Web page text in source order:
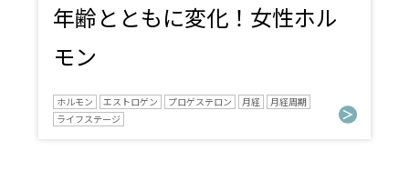
年齢とともに変化！女性ホル
モン
ホルモン エストロゲン プロゲステロン 月経
月経周期
ライフステージ